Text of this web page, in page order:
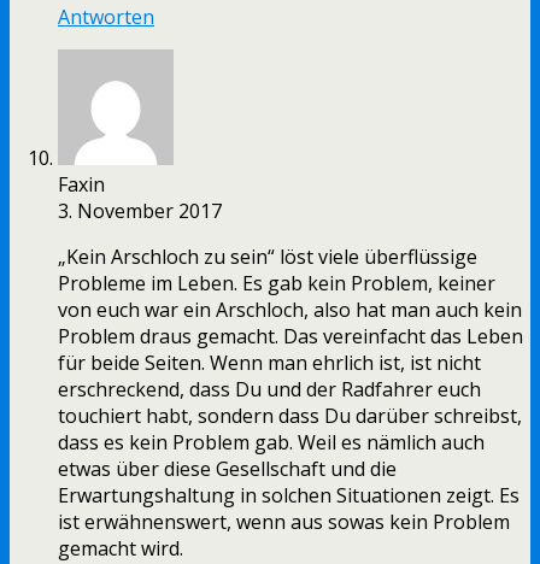
Antworten
Faxin
3. November 2017
„Kein Arschloch zu sein“ löst viele überflüssige
Probleme im Leben. Es gab kein Problem, keiner
von euch war ein Arschloch, also hat man auch kein
Problem draus gemacht. Das vereinfacht das Leben
für beide Seiten. Wenn man ehrlich ist, ist nicht
erschreckend, dass Du und der Radfahrer euch
touchiert habt, sondern dass Du darüber schreibst,
dass es kein Problem gab. Weil es nämlich auch
etwas über diese Gesellschaft und die
Erwartungshaltung in solchen Situationen zeigt. Es
ist erwähnenswert, wenn aus sowas kein Problem
gemacht wird.